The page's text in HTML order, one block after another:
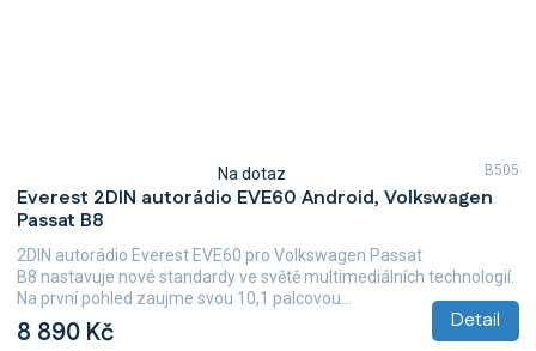
Everest 2DIN autorádio EVE60 Android, Volkswagen
Passat B8
hodnocení
produktu
je
5,0
z
hvězdiček.
Na dotaz
8 890 Kč Detail
2DIN autorádio Everest EVE60 pro Volkswagen Passat
B8 nastavuje nové standardy ve světě multimediálních technologií.
Na první pohled zaujme svou 10,1 palcovou...
B505